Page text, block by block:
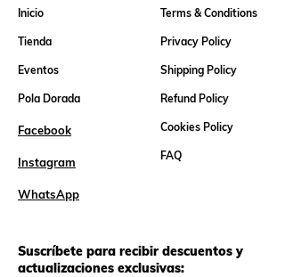
Inicio
Tienda
Eventos
Pola Dorada
Facebook
Instagram
WhatsApp
Suscríbete para recibir descuentos y
actualizaciones exclusivas:
Terms & Conditions
Privacy Policy
Shipping Policy
Refund Policy
Cookies Policy
FAQ